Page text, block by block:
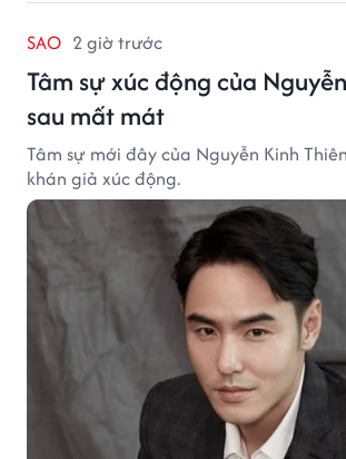
SAO 2 giờ trước
Tâm sự xúc động của
sau mất mát
Tâm sự mới đây của Nguyễn Kinh
khán giả xúc động.